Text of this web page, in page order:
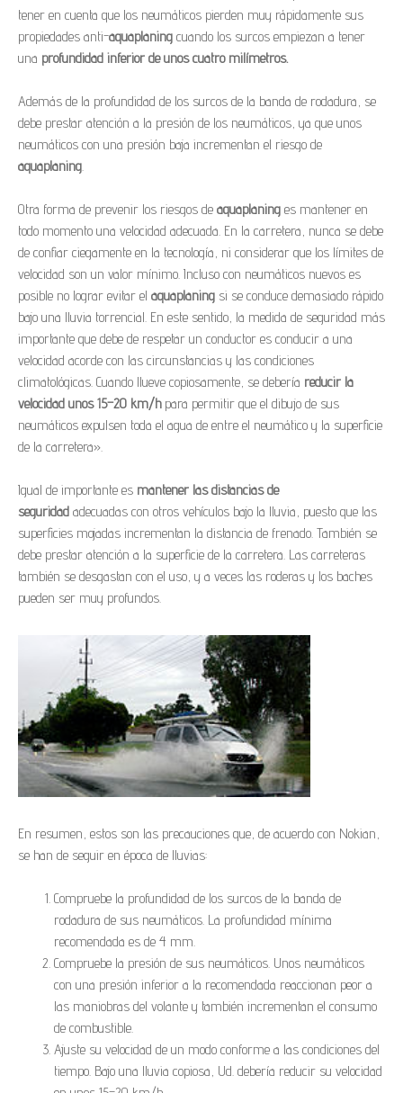
tener en cuenta que los neumáticos pierden muy rápidamente sus
propiedades anti-aquaplaning cuando los surcos empiezan a tener
una profundidad inferior de unos cuatro milímetros.
Además de la profundidad de los surcos de la banda de rodadura, se
debe prestar atención a la presión de los neumáticos, ya que unos
neumáticos con una presión baja incrementan el riesgo de
aquaplaning.
Otra forma de prevenir los riesgos de aquaplaning es mantener en
todo momento una velocidad adecuada. En la carretera, nunca se debe
de confiar ciegamente en la tecnología, ni considerar que los límites de
velocidad son un valor mínimo. Incluso con neumáticos nuevos es
posible no lograr evitar el aquaplaning si se conduce demasiado rápido
bajo una lluvia torrencial. En este sentido, la medida de seguridad más
importante que debe de respetar un conductor es conducir a una
velocidad acorde con las circunstancias y las condiciones
climatológicas. Cuando llueve copiosamente, se debería reducir la
velocidad unos 15–20 km/hpara permitir que el dibujo de sus
neumáticos expulsen toda el agua de entre el neumático y la superficie
de la carretera».
Igual de importante es mantener las distancias de
seguridad adecuadas con otros vehículos bajo la lluvia, puesto que las
superficies mojadas incrementan la distancia de frenado. También se
debe prestar atención a la superficie de la carretera. Las carreteras
también se desgastan con el uso, y a veces las roderas y los baches
pueden ser muy profundos.
En resumen, estos son las precauciones que, de acuerdo con Nokian,
se han de seguir en época de lluvias:
Compruebe la profundidad de los surcos de la banda de
rodadura de sus neumáticos. La profundidad mínima
recomendada es de 4 mm.
Compruebe la presión de sus neumáticos. Unos neumáticos
con una presión inferior a la recomendada reaccionan peor a
las maniobras del volante y también incrementan el consumo
de combustible.
Ajuste su velocidad de un modo conforme a las condiciones del
tiempo. Bajo una lluvia copiosa, Ud. debería reducir su velocidad